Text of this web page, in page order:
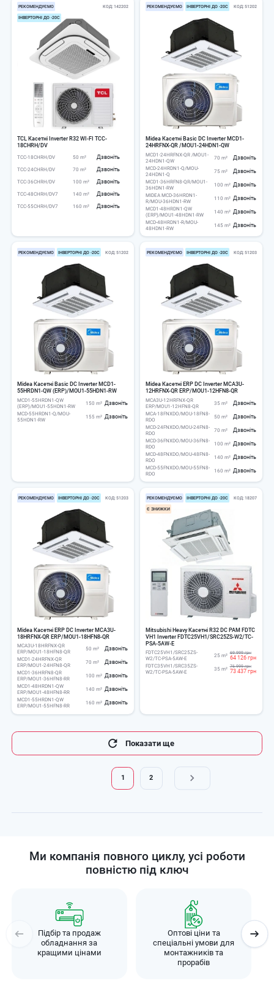
РЕКОМЕНДУЄМО
ІНВЕРТОРНІ ДО -20С
КОД 142202
TCL Касетні Inverter R32 WI-FI TCC-
18CHRH/DV
TCC-18CHRH/DV 50 m² Дзвоніть
TCC-24CHRH/DV 70 m² Дзвоніть
TCC-36CHRH/DV 100 m² Дзвоніть
TCC-48CHRH/DV7 140 m² Дзвоніть
TCC-55CHRH/DV7 160 m² Дзвоніть
РЕКОМЕНДУЄМО ІНВЕРТОРНІ ДО -20С КОД 51202
Midea Касетні Basic DC Inverter MCD1-
24HRFNX-QR /MOU1-24HDN1-QW
MCD1-24HRFNX-QR /MOU1-
24HDN1-QW
70 m² Дзвоніть
MCD-24HRDN1-Q/MOU-
24HDN1-Q
75 m² Дзвоніть
MCD1-36HRFN8-QR/MOU1-
36HDN1-RW
100 m² Дзвоніть
MIDEA MCD-36HRDN1-
R/MOU-36HDN1-RW
110 m² Дзвоніть
MCD1-48HRDN1-QW
(ERP)/MOU1-48HDN1-RW
140 m² Дзвоніть
MCD-48HRDN1-R/MOU-
48HDN1-RW
145 m² Дзвоніть
РЕКОМЕНДУЄМО ІНВЕРТОРНІ ДО -20С КОД 51202
Midea Касетні Basic DC Inverter MCD1-
55HRDN1-QW (ERP)/MOU1-55HDN1-RW
MCD1-55HRDN1-QW
(ERP)/MOU1-55HDN1-RW
150 m² Дзвоніть
MCD-55HRDN1-Q/MOU-
55HDN1-RW
155 m² Дзвоніть
РЕКОМЕНДУЄМО ІНВЕРТОРНІ ДО -20С КОД 51203
Midea Касетні ERP DC Inverter MCA3U-
12HRFNX-QR ERP/MOU1-12HFN8-QR
MCA3U-12HRFNX-QR
ERP/MOU1-12HFN8-QR
35 m² Дзвоніть
MCA-18FNXDO/MOU-18FN8-
RDO
50 m² Дзвоніть
MCD-24FNXDO/MOU-24FN8-
RDO
70 m² Дзвоніть
MCD-36FNXDO/MOU-36FN8-
RDO
100 m² Дзвоніть
MCD-48FNXDO/MOU-48FN8-
RDO
140 m² Дзвоніть
MCD-55FNXDO/MOU-55FN8-
RDO
160 m² Дзвоніть
РЕКОМЕНДУЄМО ІНВЕРТОРНІ ДО -20С КОД 51203
Midea Касетні ERP DC Inverter MCA3U-
18HRFNX-QR ERP/MOU1-18HFN8-QR
MCA3U-18HRFNX-QR
ERP/MOU1-18HFN8-QR
50 m² Дзвоніть
MCD1-24HRFNX-QR
ERP/MOU1-24HFN8-QR
70 m² Дзвоніть
MCD1-36HRFN8-QR
ERP/MOU1-36HFN8-RR
100 m² Дзвоніть
MCD1-48HRDN1-QW
ERP/MOU1-48HFN8-RR
140 m² Дзвоніть
MCD1-55HRDN1-QW
ERP/MOU1-55HFN8-RR
160 m² Дзвоніть
РЕКОМЕНДУЄМО ІНВЕРТОРНІ ДО -20С
Є ЗНИЖКИ
КОД 18207
Mitsubishi Heavy Касетні R32 DC PAM FDTC
VH1 Inverter FDTC25VH1/SRC25ZS-W2/TC-
PSA-5AW-E
FDTC25VH1/SRC25ZS-
W2/TC-PSA-5AW-E
25 m² 69 999 грн
64 126 грн
FDTC35VH1/SRC35ZS-
W2/TC-PSA-5AW-E
35 m² 76 999 грн
73 437 грн
Розбивка
на
Показати ще
Поточна
сторінка
1 Page
2
Ми компанія повного циклу, усі роботи
повністю під ключ
Підбір та продаж
обладнання за
кращими цінами
Оптові ціни та
спеціальні умови для
монтажників та
прорабів